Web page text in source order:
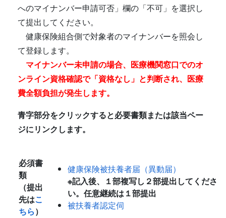
へのマイナンバー申請可否」欄の「不可」を選択し
て提出してください。
健康保険組合側で対象者のマイナンバーを照会し
て登録します。
マイナンバー未申請の場合、医療機関窓口でのオ
ンライン資格確認で「資格なし」と判断され、医療
費全額負担が発生します。
青字部分をクリックすると必要書類または該当ペー
ジにリンクします。
必須書
類
（提出
先はこ
ちら）
健康保険被扶養者届（異動届）
※記入後、１部複写し２部提出してくださ
い。任意継続は１部提出
被扶養者認定伺